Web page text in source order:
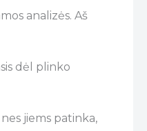
analizės. Aš
dėl plinko
jiems patinka,